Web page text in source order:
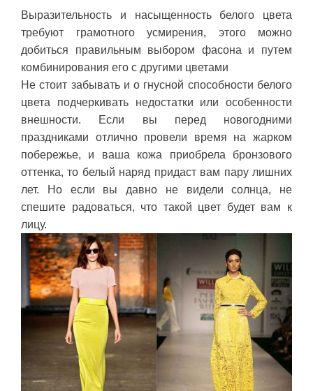
Выразительность и насыщенность белого цвета
требуют грамотного усмирения, этого можно
добиться правильным выбором фасона и путем
комбинирования его с другими цветами
Не стоит забывать и о гнусной способности белого
цвета подчеркивать недостатки или особенности
внешности. Если вы перед новогодними
праздниками отлично провели время на жарком
побережье, и ваша кожа приобрела бронзового
оттенка, то белый наряд придаст вам пару лишних
лет. Но если вы давно не видели солнца, не
спешите радоваться, что такой цвет будет вам к
лицу.